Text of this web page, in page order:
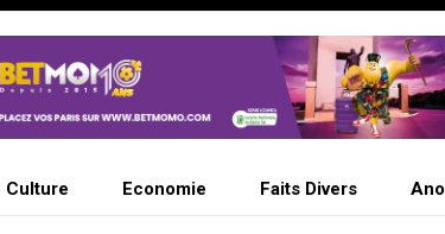
Culture Economie Faits Divers